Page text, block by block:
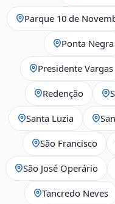
Parque 10 de
Ponta Negra
Presidente Vargas
Redenção
Santa Luzia
São Francisco
São José Operário
Tancredo Neves